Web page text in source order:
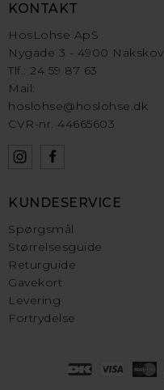
KONTAKT
HosLohse ApS
Nygade 3 - 4900 Nakskov
Tlf.: 24 59 87 63
Mail:
hoslohse@hoslohse.dk
CVR-nr. 44665603
KUNDESERVICE
Spørgsmål
Størrelsesguide
Returguide
Gavekort
Levering
Fortrydelse